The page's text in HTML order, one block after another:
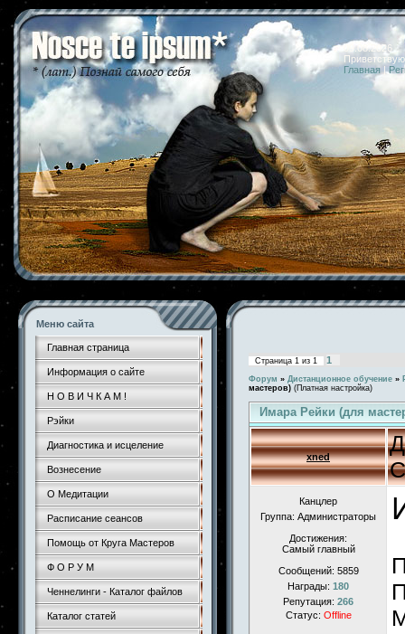
09.08.2026
Главная |
Меню сайта
Главная страница
Информация о сайте
Н О В И Ч К А М !
Рэйки
Диагностика и исцеление
Вознесение
О Медитации
Расписание сеансов
Помощь от Круга Мастеров
Ф О Р У М
Ченнелинги - Каталог файлов
Каталог статей
Страница 1 из 1 1
Форум » Дистанционное обучение »
мастеров) (Платная настройка)
Имара Рейки (для
xned
Канцлер
Группа: Администраторы
Достижения:
Самый главный
Сообщений: 5859
Награды: 180
Репутация: 266
Статус: Offline